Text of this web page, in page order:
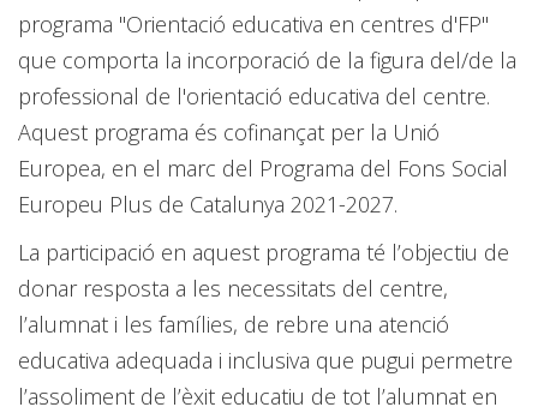
programa "Orientació educativa en centres d'FP"
que comporta la incorporació de la figura del/de la
professional de l'orientació educativa del centre.
Aquest programa és cofinançat per la Unió
Europea, en el marc del Programa del Fons Social
Europeu Plus de Catalunya 2021-2027.
La participació en aquest programa té l’objectiu de
donar resposta a les necessitats del centre,
l’alumnat i les famílies, de rebre una atenció
educativa adequada i inclusiva que pugui permetre
l’assoliment de l’èxit educatiu de tot l’alumnat en